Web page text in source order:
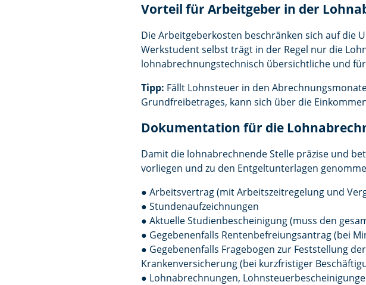
Vorteil für Arbeitgeber in der
Die Arbeitgeberkosten beschränken sich auf die
Werkstudent selbst trägt in der Regel nur die
lohnabrechnungstechnisch übersichtliche und
Tipp: Fällt Lohnsteuer in den
Grundfreibetrages, kann sich über die
Dokumentation für die
Damit die lohnabrechnende Stelle präzise und
vorliegen und zu den Entgeltunterlagen
● Arbeitsvertrag (mit Arbeitszeitregelung und
● Stundenaufzeichnungen
● Aktuelle Studienbescheinigung (muss den
● Gegebenenfalls Rentenbefreiungsantrag (bei
● Gegebenenfalls Fragebogen zur Feststellung
Krankenversicherung (bei kurzfristiger
● Lohnabrechnungen,